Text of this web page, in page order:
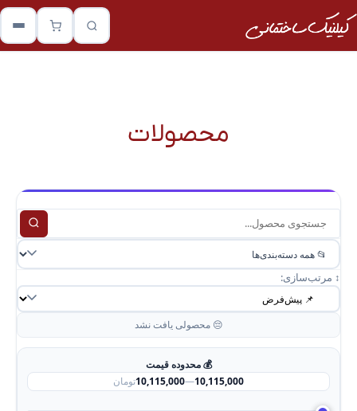
محصولات
↕️ مرتب‌سازی:
😔 محصولی یافت نشد
💰 محدوده قیمت
10,115,000
—
10,115,000تومان